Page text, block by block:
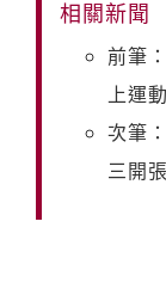
相關新聞
前筆
上運
次筆
三開張